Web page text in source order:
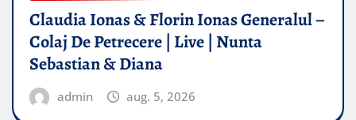
Claudia Ionas & Florin Ionas Generalul –
Colaj De Petrecere | Live | Nunta
Sebastian & Diana
admin aug. 5, 2026